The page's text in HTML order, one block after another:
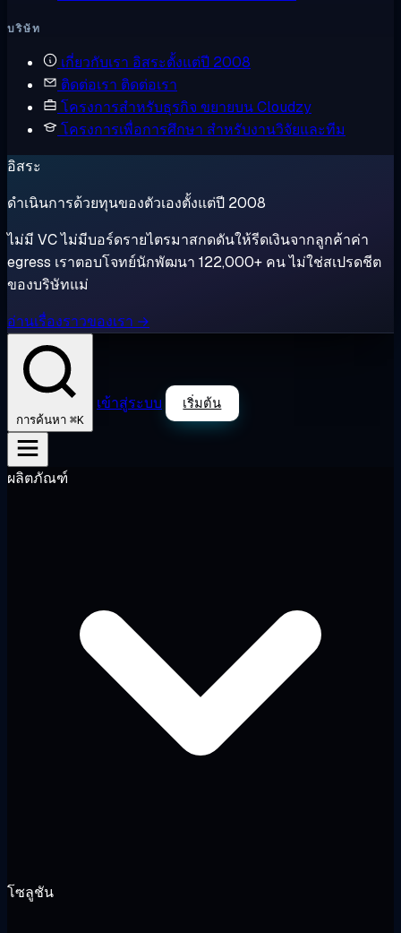
บริษัท
เกี่ยวกับเรา อิสระตั้งแต่ปี 2008
ติดต่อเรา ติดต่อเรา
โครงการสำหรับธุรกิจ ขยายบน Cloudzy
โครงการเพื่อการศึกษา สำหรับงานวิจัยและทีม
อิสระ
ดำเนินการด้วยทุนของตัวเองตั้งแต่ปี 2008
ไม่มี VC ไม่มีบอร์ดรายไตรมาสกดดันให้รีดเงินจากลูกค้าค่า
egress เราตอบโจทย์นักพัฒนา 122,000+ คน ไม่ใช่สเปรดชีต
ของบริษัทแม่
อ่านเรื่องราวของเรา →
การค้นหา ⌘K
เข้าสู่ระบบ เริ่มต้น
ผลิตภัณฑ์
โซลูชัน